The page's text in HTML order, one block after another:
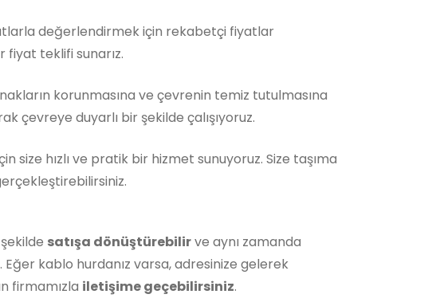
değerlendirmek için rekabetçi fiyatlar
fiyat teklifi sunarız.
korunmasına ve çevrenin temiz tutulmasına
çevreye duyarlı bir şekilde çalışıyoruz.
size hızlı ve pratik bir hizmet sunuyoruz. Size taşıma
satışa dönüştürebilirve aynı zamanda
kablo hurdanız varsa, adresinize gelerek
firmamızla iletişime geçebilirsiniz.